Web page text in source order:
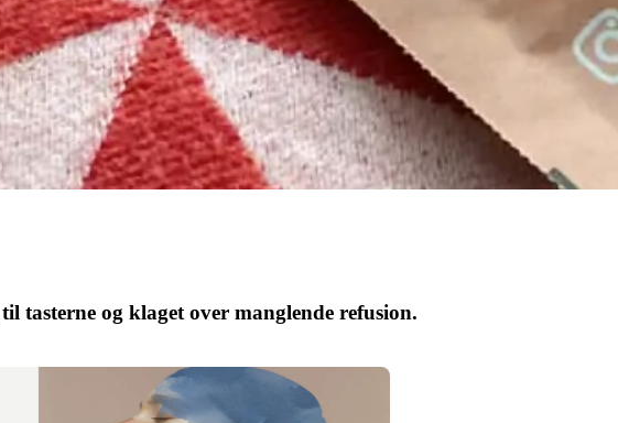
tasterne og klaget over manglende refusion.